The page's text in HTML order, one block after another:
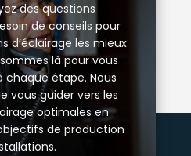
des questions
de conseils pour
d’éclairage les mieux
là pour vous
étape. Nous
vous guider vers les
optimales en
de production